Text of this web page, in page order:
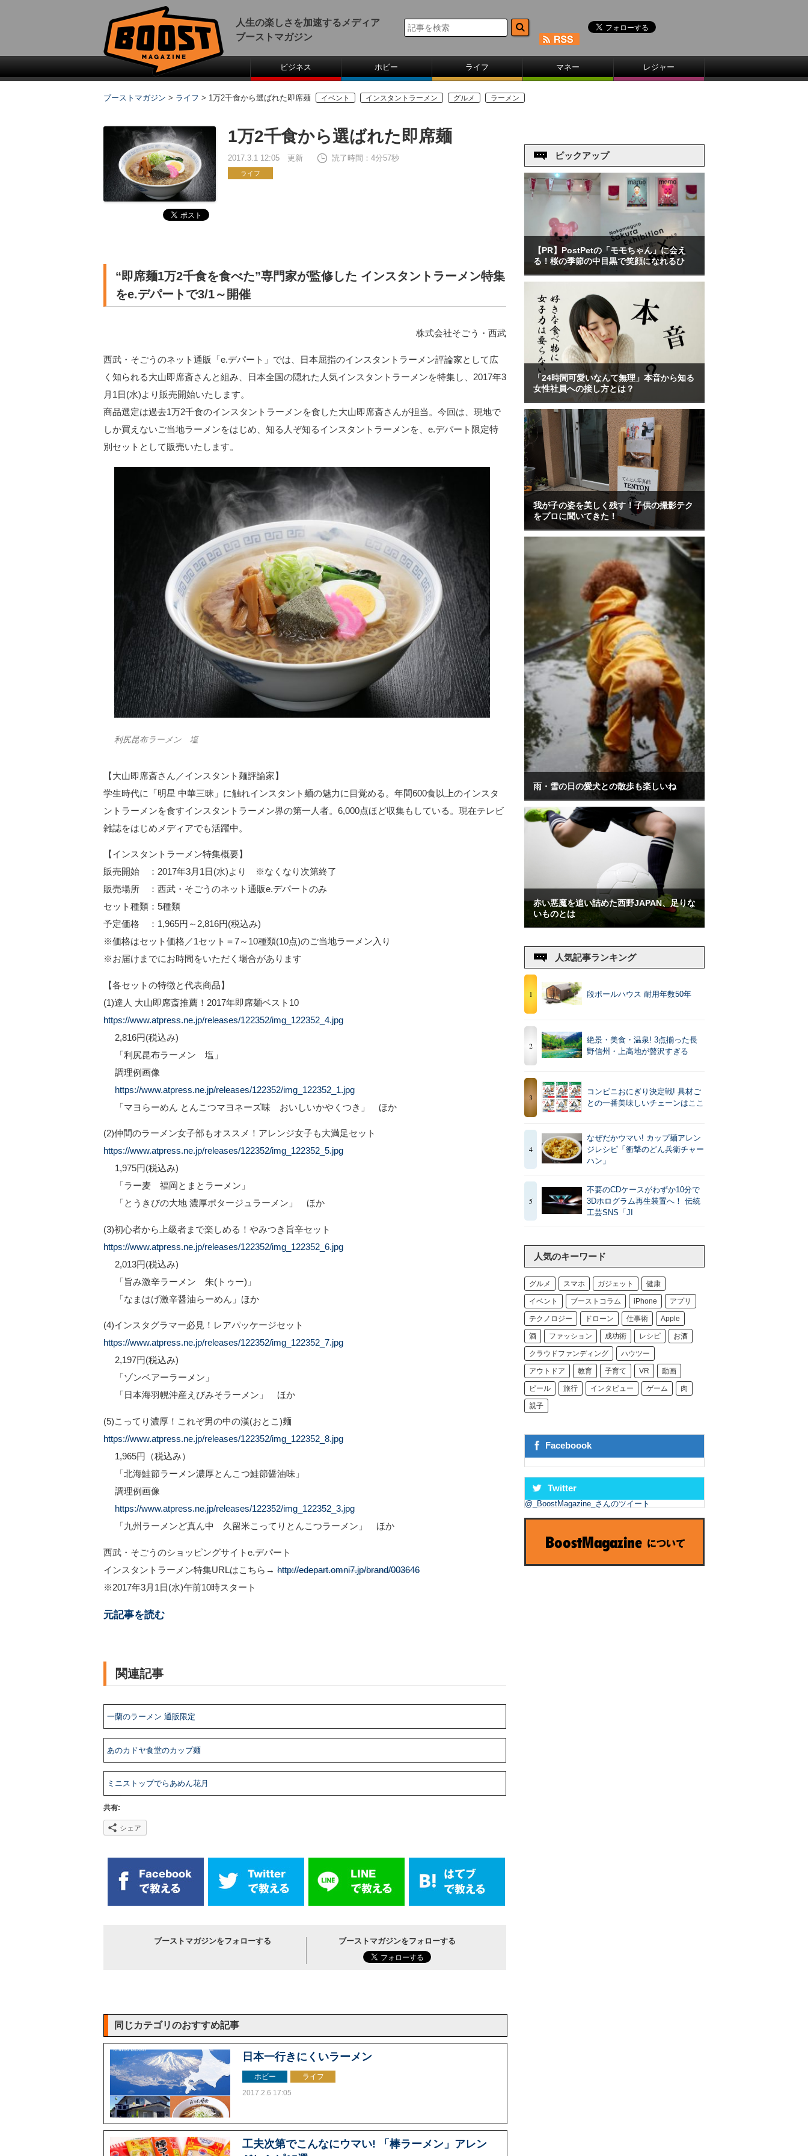
人生の楽しさを加速するメディア
ブーストマガジン
ビジネス ホビー ライフ マネー レジャー
ブーストマガジン > ライフ > 1万2千食から選ばれた即席麺 イベント インスタントラーメン グルメ ラーメン
1万2千食から選ばれた即席麺
2017.3.1 12:05 更新 読了時間：4分57秒
ライフ
“即席麺1万2千食を食べた”専門家が監修した インスタントラーメン特集
をe.デパートで3/1～開催
株式会社そごう・西武
西武・そごうのネット通販「e.デパート」では、日本屈指のインスタントラーメン評論家として広
く知られる大山即席斎さんと組み、日本全国の隠れた人気インスタントラーメンを特集し、2017年3
月1日(水)より販売開始いたします。
商品選定は過去1万2千食のインスタントラーメンを食した大山即席斎さんが担当。今回は、現地で
しか買えないご当地ラーメンをはじめ、知る人ぞ知るインスタントラーメンを、e.デパート限定特
別セットとして販売いたします。
利尻昆布ラーメン 塩
【大山即席斎さん／インスタント麺評論家】
学生時代に「明星 中華三昧」に触れインスタント麺の魅力に目覚める。年間600食以上のインスタ
ントラーメンを食すインスタントラーメン界の第一人者。6,000点ほど収集もしている。現在テレビ
雑誌をはじめメディアでも活躍中。
【インスタントラーメン特集概要】
販売開始 ：2017年3月1日(水)より ※なくなり次第終了
販売場所 ：西武・そごうのネット通販e.デパートのみ
セット種類：5種類
予定価格 ：1,965円～2,816円(税込み)
※価格はセット価格／1セット＝7～10種類(10点)のご当地ラーメン入り
※お届けまでにお時間をいただく場合があります
【各セットの特徴と代表商品】
(1)達人 大山即席斎推薦！2017年即席麺ベスト10
https://www.atpress.ne.jp/releases/122352/img_122352_4.jpg
2,816円(税込み)
「利尻昆布ラーメン 塩」
調理例画像
https://www.atpress.ne.jp/releases/122352/img_122352_1.jpg
「マヨらーめん とんこつマヨネーズ味 おいしいかやくつき」 ほか
(2)仲間のラーメン女子部もオススメ！アレンジ女子も大満足セット
https://www.atpress.ne.jp/releases/122352/img_122352_5.jpg
1,975円(税込み)
「ラー麦 福岡とまとラーメン」
「とうきびの大地 濃厚ポタージュラーメン」 ほか
(3)初心者から上級者まで楽しめる！やみつき旨辛セット
https://www.atpress.ne.jp/releases/122352/img_122352_6.jpg
2,013円(税込み)
「旨み激辛ラーメン 朱(トゥー)」
「なまはげ激辛醤油らーめん」ほか
(4)インスタグラマー必見！レアパッケージセット
https://www.atpress.ne.jp/releases/122352/img_122352_7.jpg
2,197円(税込み)
「ゾンベアーラーメン」
「日本海羽幌沖産えびみそラーメン」 ほか
(5)こってり濃厚！これぞ男の中の漢(おとこ)麺
https://www.atpress.ne.jp/releases/122352/img_122352_8.jpg
1,965円（税込み）
「北海鮭節ラーメン濃厚とんこつ鮭節醤油味」
調理例画像
https://www.atpress.ne.jp/releases/122352/img_122352_3.jpg
「九州ラーメンど真ん中 久留米こってりとんこつラーメン」 ほか
西武・そごうのショッピングサイトe.デパート
インスタントラーメン特集URLはこちら→ http://edepart.omni7.jp/brand/003646
※2017年3月1日(水)午前10時スタート
元記事を読む
関連記事
一蘭のラーメン 通販限定
あのカドヤ食堂のカップ麺
ミニストップでらあめん花月
共有:
シェア
ブーストマガジンをフォローする ブーストマガジンをフォローする
同じカテゴリのおすすめ記事
日本一行きにくいラーメン
ホビー
ライフ
2017.2.6 17:05
工夫次第でこんなにウマい! 「棒ラーメン」アレン
ピックアップ
【PR】PostPetの「モモちゃん」に会え
る！桜の季節の中目黒で笑顔になれるひ
「24時間可愛いなんて無理」本音から知る
女性社員への接し方とは？
我が子の姿を美しく残す！子供の撮影テク
をプロに聞いてきた！
雨・雪の日の愛犬との散歩も楽しいね
赤い悪魔を追い詰めた西野JAPAN、足りな
いものとは
人気記事ランキング
1 段ボールハウス 耐用年数50年
2
絶景・美食・温泉! 3点揃った長
野信州・上高地が贅沢すぎる
3
コンビニおにぎり決定戦! 具材ご
との一番美味しいチェーンはここ
4
なぜだかウマい! カップ麺アレン
ジレシピ「衝撃のどん兵衛チャー
ハン」
5
不要のCDケースがわずか10分で
3Dホログラム再生装置へ！ 伝統
工芸SNS「JI
人気のキーワード
グルメ スマホ ガジェット 健康
イベント ブーストコラム iPhone アプリ
テクノロジー ドローン 仕事術 Apple
酒 ファッション 成功術 レシピ お酒
クラウドファンディング ハウツー
アウトドア 教育 子育て VR 動画
ビール 旅行 インタビュー ゲーム 肉
親子
Faceboook
Twitter
@_BoostMagazine_さんのツイート